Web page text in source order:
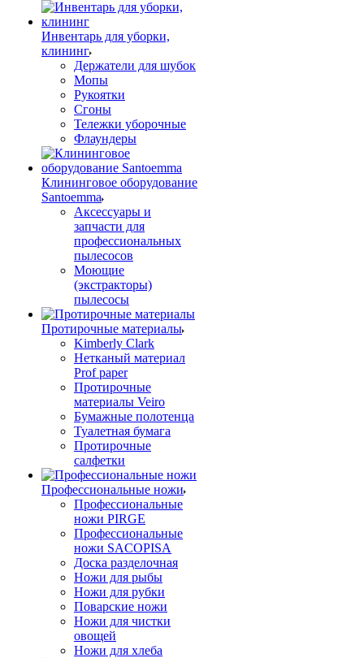
Инвентарь для уборки,
клининг
Держатели для шубок
Мопы
Рукоятки
Сгоны
Тележки уборочные
Флаундеры
Клининговое оборудование
Santoemma
Аксессуары и
запчасти для
профессиональных
пылесосов
Моющие
(экстракторы)
пылесосы
Протирочные материалы
Kimberly Clark
Нетканый материал
Prof paper
Протирочные
материалы Veiro
Бумажные полотенца
Туалетная бумага
Протирочные
салфетки
Профессиональные ножи
Профессиональные
ножи PIRGE
Профессиональные
ножи SACOPISA
Доска разделочная
Ножи для рыбы
Ножи для рубки
Поварские ножи
Ножи для чистки
овощей
Ножи для хлеба